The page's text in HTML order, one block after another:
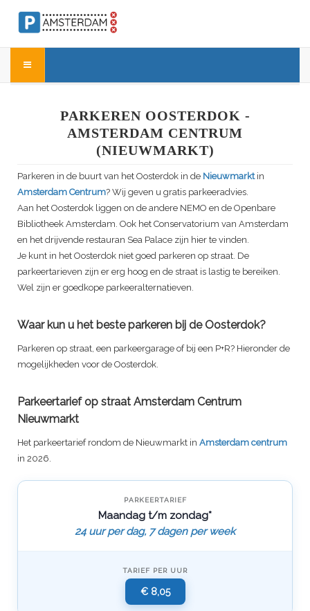
PARKEREN OOSTERDOK -
AMSTERDAM CENTRUM
(NIEUWMARKT)
Parkeren in de buurt van het Oosterdok in de Nieuwmarktin
Amsterdam Centrum? Wij geven u gratis parkeeradvies.
Aan het Oosterdok liggen on de andere NEMO en de Openbare
Bibliotheek Amsterdam. Ook het Conservatorium van Amsterdam
en het drijvende restauran Sea Palace zijn hier te vinden.
Je kunt in het Oosterdok niet goed parkeren op straat. De
parkeertarieven zijn er erg hoog en de straat is lastig te bereiken.
Wel zijn er goedkope parkeeralternatieven.
Waar kun u het beste parkeren bij de Oosterdok?
Parkeren op straat, een parkeergarage of bij een P+R? Hieronder de
mogelijkheden voor de Oosterdok.
Parkeertarief op straat Amsterdam Centrum
Nieuwmarkt
Het parkeertarief rondom de Nieuwmarkt in Amsterdam centrum
in 2026.
PARKEERTARIEF
Maandag t/m zondag*
24 uur per dag, 7 dagen per week
TARIEF PER UUR
€ 8,05